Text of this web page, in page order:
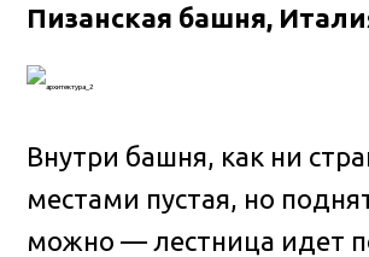
Пизанская башня,
Внутри башня, как ни
местами пустая, но
можно — лестница идет